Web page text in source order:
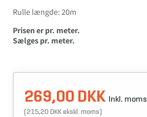
Rulle længde: 20m
Prisen er pr. meter.
Sælges pr. meter.
269,00 DKK Inkl. moms
(215,20 DKK ekskl. moms)